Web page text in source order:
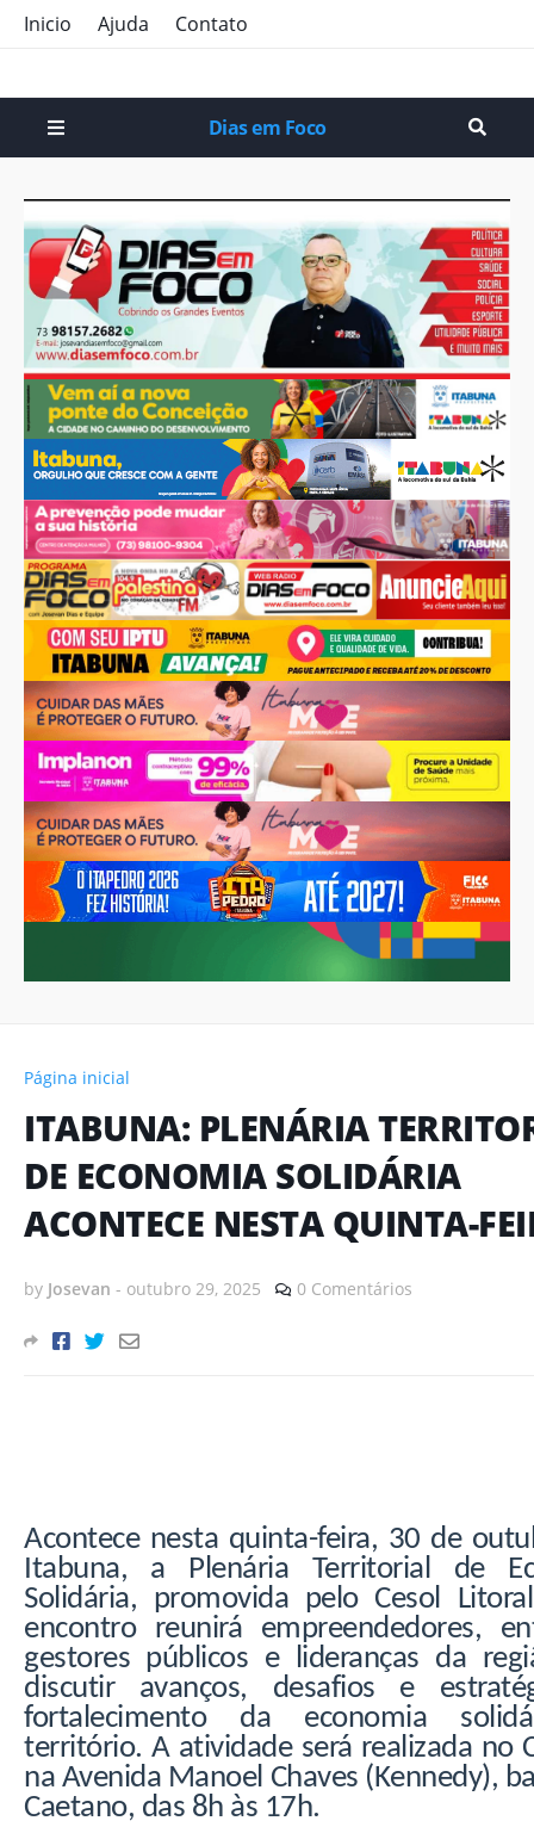
Inicio Ajuda Contato
Dias em Foco
Página inicial
ITABUNA: PLENÁRIA
DE ECONOMIA SOLIDÁRIA
ACONTECE NESTA QUINTA-
by Josevan - outubro 29, 2025 0 Comentários
Acontece nesta quinta-feira, 30 de
Itabuna, a Plenária Territorial de
Solidária, promovida pelo Cesol
encontro reunirá empreendedores,
gestores públicos e lideranças da
discutir avanços, desafios e
fortalecimento da economia
território. A atividade será realizada no
na Avenida Manoel Chaves (Kennedy),
Caetano, das 8h às 17h.